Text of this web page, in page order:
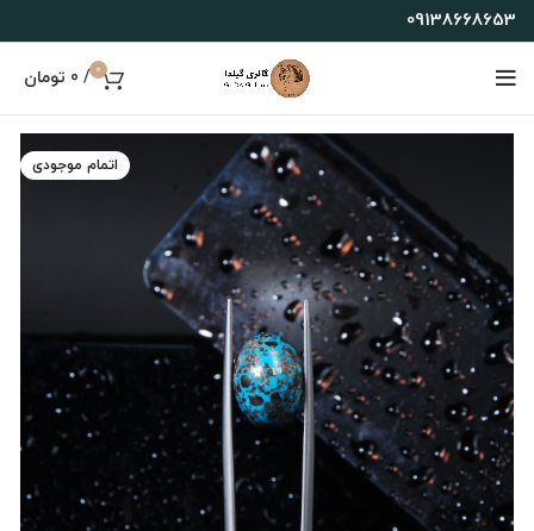
09138668653
0
/
0 تومان
اتمام موجودی